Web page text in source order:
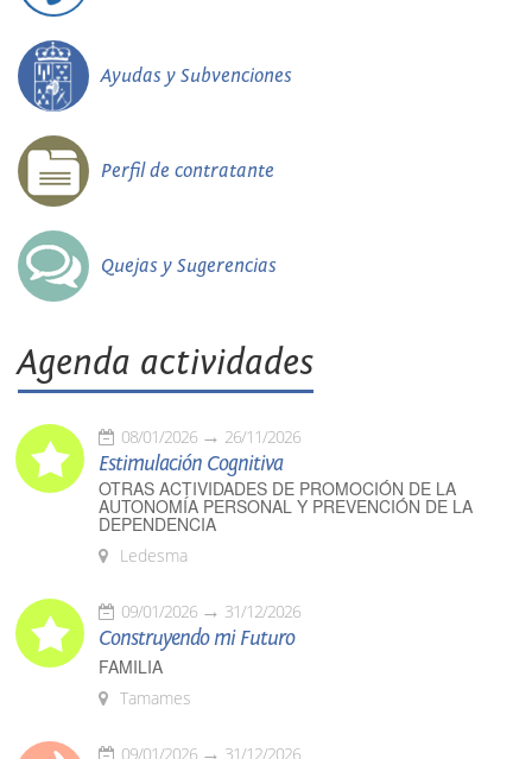
Ayudas y Subvenciones
Perfil de contratante
Quejas y Sugerencias
Agenda actividades
08/01/2026 26/11/2026
Estimulación Cognitiva
OTRAS ACTIVIDADES DE PROMOCIÓN DE LA
AUTONOMÍA PERSONAL Y PREVENCIÓN DE LA
DEPENDENCIA
Ledesma
09/01/2026 31/12/2026
Construyendo mi Futuro
FAMILIA
Tamames
09/01/2026 31/12/2026